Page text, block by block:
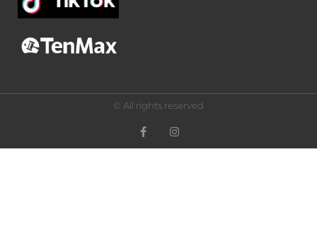
© All rights reserved